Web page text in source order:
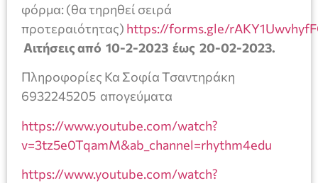
φόρμα: (θα τηρηθεί σειρά
προτεραιότητας) https://forms.gle/
Αιτήσεις από 10-2-2023 έως 20-02-2023.
Πληροφορίες Κα Σοφία Τσαντηράκη
6932245205 απογεύματα
https://www.youtube.com/watch?
v=3tz5e0TqamM&ab_channel=rhythm4edu
https://www.youtube.com/watch?